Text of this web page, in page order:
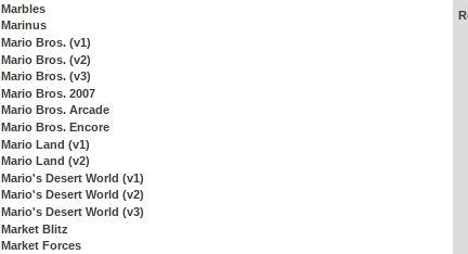
Marbles
Marinus
Mario Bros. (v1)
Mario Bros. (v2)
Mario Bros. (v3)
Mario Bros. 2007
Mario Bros. Arcade
Mario Bros. Encore
Mario Land (v1)
Mario Land (v2)
Mario's Desert World (v1)
Mario's Desert World (v2)
Mario's Desert World (v3)
Market Blitz
Market Forces